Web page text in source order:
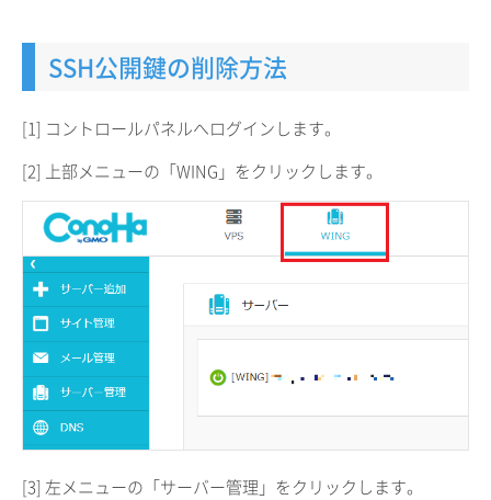
SSH公開鍵の削除方法
[1] コントロールパネルへログインします。
[2] 上部メニューの「WING」をクリックします。
[3] 左メニューの「サーバー管理」をクリックします。